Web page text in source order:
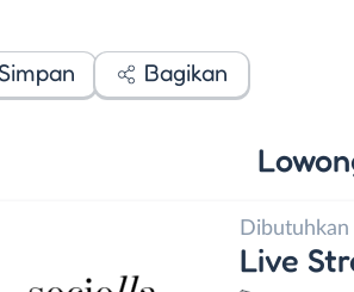
Simpan Bagikan
Dibutuhkan
Live